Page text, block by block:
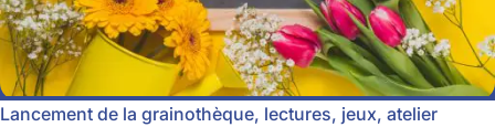
Lancement de la grainothèque, lectures, jeux, atelier